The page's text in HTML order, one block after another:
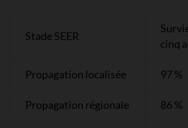
Stade SEER
cinq
Propagation localisée 97 %
Propagation régionale 86 %